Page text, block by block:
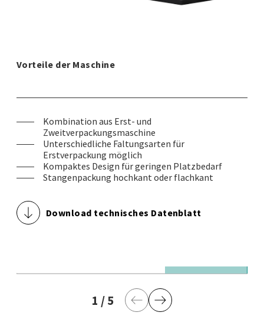
Vorteile der Maschine
Kombination aus Erst- und
Zweitverpackungsmaschine
Unterschiedliche Faltungsarten für
Erstverpackung möglich
Kompaktes Design für geringen Platzbedarf
Stangenpackung hochkant oder flachkant
Download technisches Datenblatt
© Theegarten-Pactec GmbH & Co. KG
1.000 verpackte Einzelprodukte / Minute in
Bodenfaltung und Zweitverpackung in Päckchen
1 aktuelle Seite
/5 letzte Seite
Vorherige Seite
Nächste Seite